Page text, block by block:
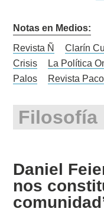
Notas en Medios:
Revista Ñ
Clarín
Crisis
La Política
Palos
Revista Paco
Filosofía
Daniel
nos